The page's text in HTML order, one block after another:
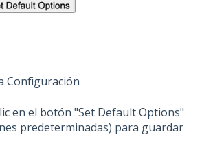
Configuración
en el botón "Set Default Options"
predeterminadas) para guardar